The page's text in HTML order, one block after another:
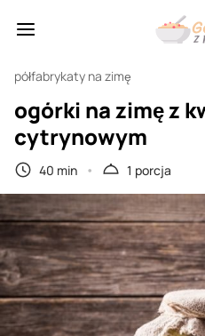
półfabrykaty na zimę
ogórki na zimę z
cytrynowym
40 min 1 porcja